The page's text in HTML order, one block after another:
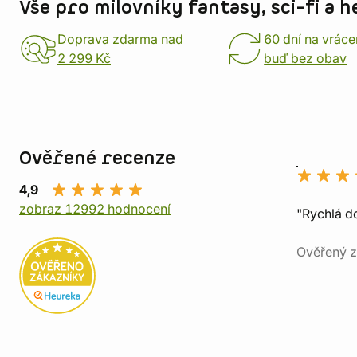
Vše pro milovníky fantasy, sci-fi a
Doprava zdarma nad
2 299 Kč
60 dní na
buď bez obav
Ověřené recenze
4,9
zobraz 12992 hodnocení
"Rychlá
Ověřený